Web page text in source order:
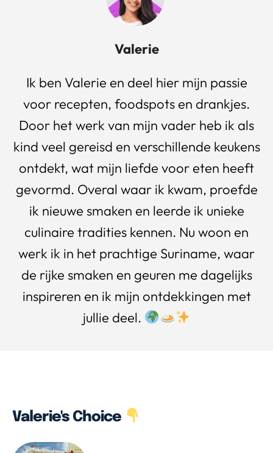
Valerie
Ik ben Valerie en deel hier mijn passie
voor recepten, foodspots en drankjes.
Door het werk van mijn vader heb ik als
kind veel gereisd en verschillende keukens
ontdekt, wat mijn liefde voor eten heeft
gevormd. Overal waar ik kwam, proefde
ik nieuwe smaken en leerde ik unieke
culinaire tradities kennen. Nu woon en
werk ik in het prachtige Suriname, waar
de rijke smaken en geuren me dagelijks
inspireren en ik mijn ontdekkingen met
jullie deel.
Valerie's Choice